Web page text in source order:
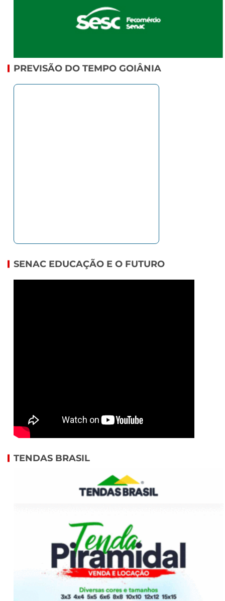
PREVISÃO DO TEMPO GOIÂNIA
SENAC EDUCAÇÃO E O FUTURO
TENDAS BRASIL